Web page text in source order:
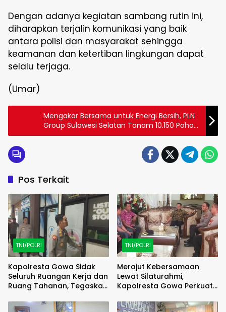
Dengan adanya kegiatan sambang rutin ini,
diharapkan terjalin komunikasi yang baik
antara polisi dan masyarakat sehingga
keamanan dan ketertiban lingkungan dapat
selalu terjaga.
(Umar)
Mengakar Bersama untuk Energi Bersih, PLN
Group Sulawesi Selatan Tanam 10.150 Pohon
di Jeneponto
Pos Terkait
TNI/POLRI
Kapolresta Gowa Sidak
Seluruh Ruangan Kerja dan
Ruang Tahanan, Tegaskan
Pelayanan Prima
TNI/POLRI
Merajut Kebersamaan
Lewat Silaturahmi,
Kapolresta Gowa Perkuat
Masyarakat